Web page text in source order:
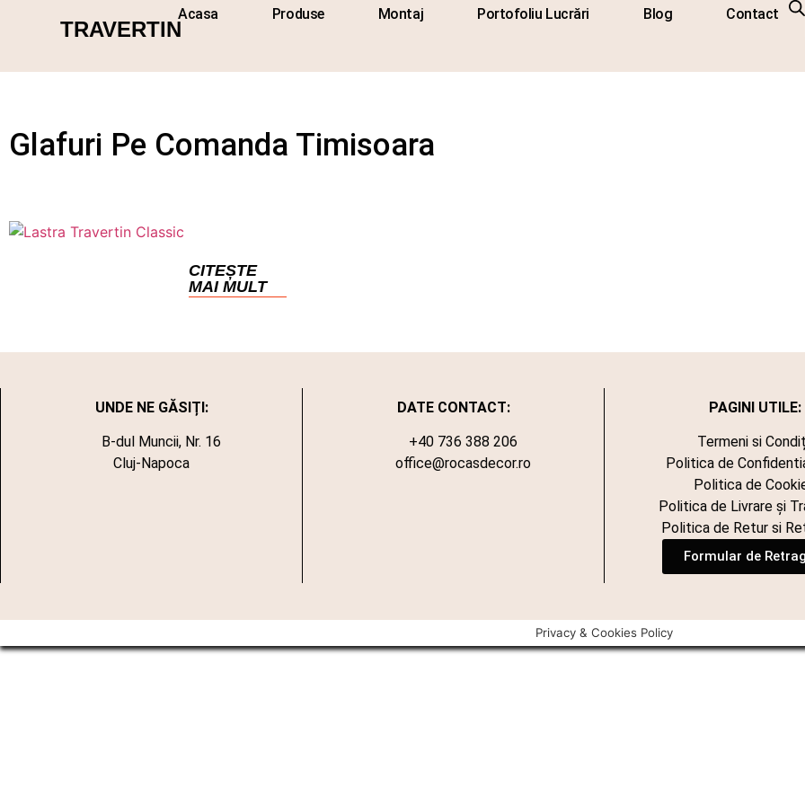
TRAVERTIN
Acasa Produse Montaj Portofoliu Lucrări Blog Contact
Glafuri Pe Comanda Timisoara
CITEȘTE
MAI MULT
UNDE NE GĂSIȚI:
B-dul Muncii, Nr. 16
Cluj-Napoca
DATE CONTACT:
+40 736 388 206
office@rocasdecor.ro
PAGINI UTILE:
Termeni si
Politica de
Politica de
Politica de Livrare și
Politica de Retur si
Formular de
Privacy & Cookies Policy